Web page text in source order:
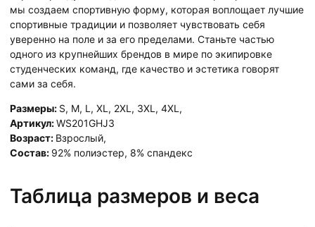
мы создаем спортивную форму, которая воплощает лучшие
спортивные традиции и позволяет чувствовать себя
уверенно на поле и за его пределами. Станьте частью
одного из крупнейших брендов в мире по экипировке
студенческих команд, где качество и эстетика говорят
сами за себя.
Размеры: S, M, L , XL , 2XL , 3XL , 4XL ,
Артикул:WS201GHJ3
Возраст: Взрослый,
Состав: 92% полиэстер, 8% спандекс
Таблица размеров и веса